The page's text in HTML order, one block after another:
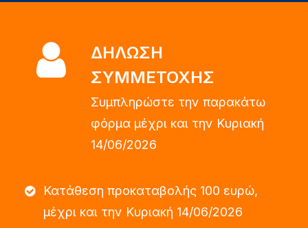
ΔΗΛΩΣΗ
ΣΥΜΜΕΤΟΧΗΣ
Συμπληρώστε την παρακάτω
φόρμα μέχρι και την Κυριακή
14/06/2026
Κατάθεση προκαταβολής 100 ευρώ,
μέχρι και την Κυριακή 14/06/2026